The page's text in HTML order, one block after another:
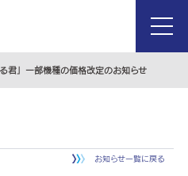
menu
君」一部機種の価格改定のお知らせ
お知らせ一覧に戻る